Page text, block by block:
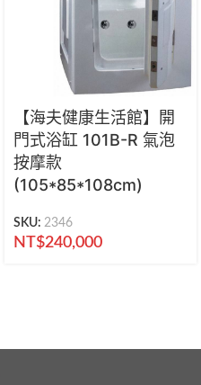
【海夫健康生活館】開
門式浴缸 101B-R 氣泡
按摩款
(105*85*108cm)
SKU: 2346
NT$240,000